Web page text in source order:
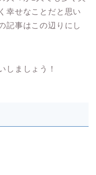
幸せなことだと思い
記事はこの辺りにし
しましょう！